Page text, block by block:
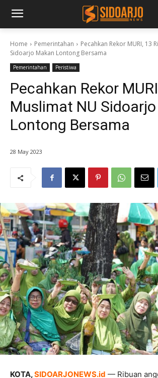
Home Pemerintahan
Pecahkan Rekor MURI, 13
Sidoarjo Makan Lontong Bersama
Pemerintahan Peristiwa
Pecahkan Rekor
Muslimat NU
Lontong Bersama
28 May 2023
KOTA,SIDOARJONEWS.id — Ribuan